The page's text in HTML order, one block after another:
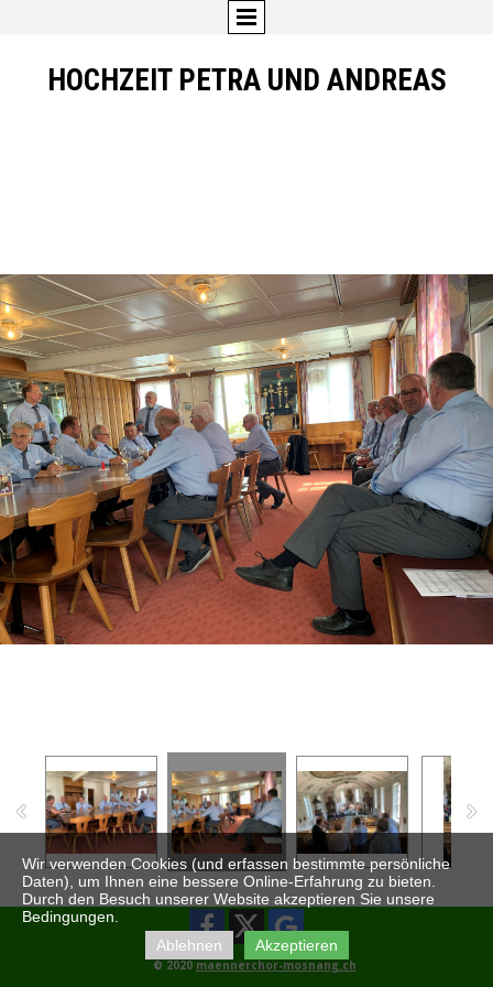
HOCHZEIT PETRA UND ANDREAS
© 2020 maennerchor-mosnang.ch
Wir verwenden Cookies (und erfassen bestimmte persönliche
Daten), um Ihnen eine bessere Online-Erfahrung zu bieten.
Durch den Besuch unserer Website akzeptieren Sie unsere
Bedingungen.
Ablehnen
Akzeptieren